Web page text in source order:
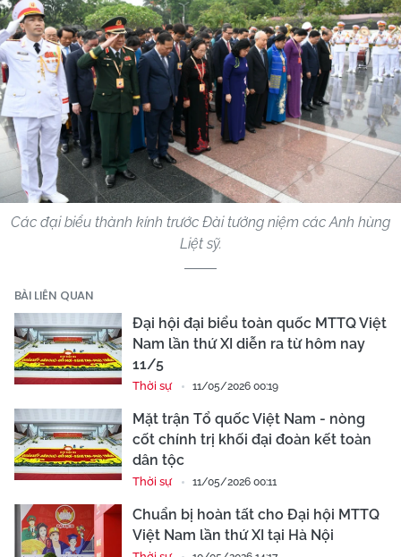
Các đại biểu thành kính trước Đài tưởng niệm các Anh hùng
Liệt sỹ.
BÀI LIÊN QUAN
Đại hội đại biểu toàn quốc MTTQ Việt
Nam lần thứ XI diễn ra từ hôm nay
11/5
Thời sự 11/05/2026 00:19
Mặt trận Tổ quốc Việt Nam - nòng
cốt chính trị khối đại đoàn kết toàn
dân tộc
Thời sự 11/05/2026 00:11
Chuẩn bị hoàn tất cho Đại hội MTTQ
Việt Nam lần thứ XI tại Hà Nội